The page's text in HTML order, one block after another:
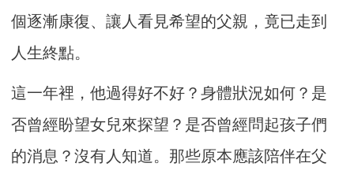
個逐漸康復、讓人看見希望的父親，竟已走到
人生終點。
這一年裡，他過得好不好？身體狀況如何？是
否曾經盼望女兒來探望？是否曾經問起孩子們
的消息？沒有人知道。那些原本應該陪伴在父